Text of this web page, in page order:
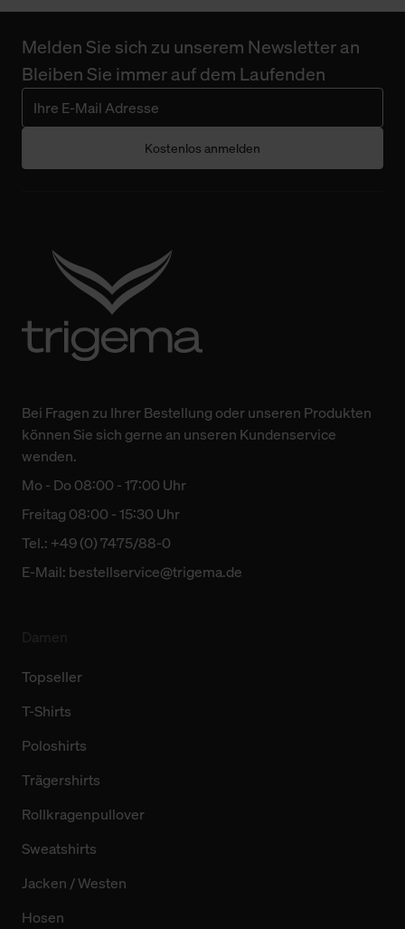
Melden Sie sich zu unserem Newsletter an
Bleiben Sie immer auf dem Laufenden
Kostenlos anmelden
Bei Fragen zu Ihrer Bestellung oder unseren Produkten
können Sie sich gerne an unseren Kundenservice
wenden.
Mo - Do 08:00 - 17:00 Uhr
Freitag 08:00 - 15:30 Uhr
Tel.: +49 (0) 7475/88-0
E-Mail: bestellservice@trigema.de
Topseller
T-Shirts
Poloshirts
Trägershirts
Rollkragenpullover
Sweatshirts
Jacken / Westen
Hosen